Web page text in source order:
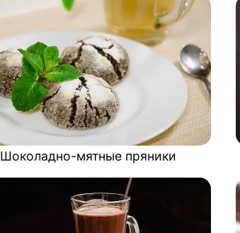
Шоколадно-мятные пряники